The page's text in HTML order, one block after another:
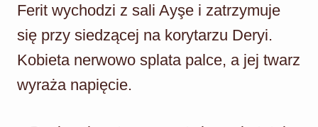
Ferit wychodzi z sali Ayşe i zatrzymuje
się przy siedzącej na korytarzu Deryi.
Kobieta nerwowo splata palce, a jej twarz
wyraża napięcie.